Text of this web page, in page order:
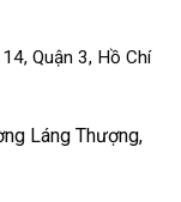
Quận 3, Hồ Chí
Láng Thượng,